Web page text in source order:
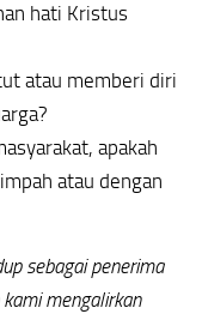
hati Kristus
atau memberi diri
apakah
atau dengan
sebagai penerima
mengalirkan